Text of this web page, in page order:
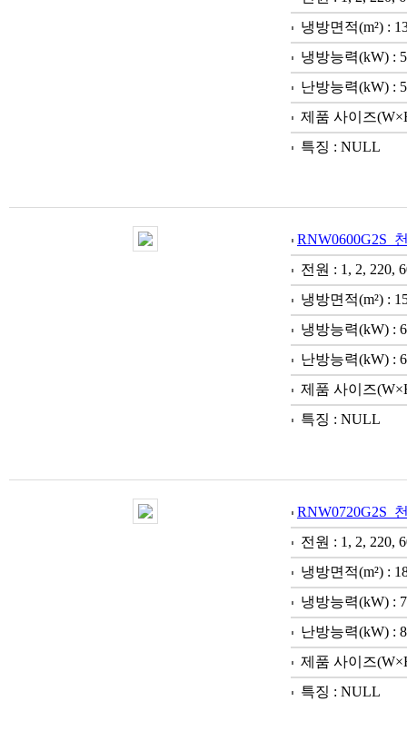
냉방면적(m²) :
냉방능력(kW) :
난방능력(kW) :
제품 사이즈
특징 : NULL
RNW0600G2S_
전원 : 1, 2, 220,
냉방면적(m²) :
냉방능력(kW) :
난방능력(kW) :
제품 사이즈
특징 : NULL
RNW0720G2S_
전원 : 1, 2, 220,
냉방면적(m²) :
냉방능력(kW) :
난방능력(kW) :
제품 사이즈
특징 : NULL